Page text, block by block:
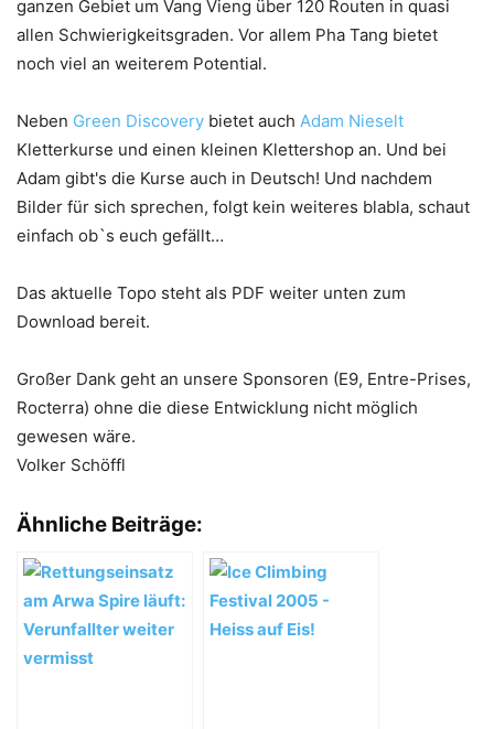
ganzen Gebiet um Vang Vieng über 120 Routen in quasi
allen Schwierigkeitsgraden. Vor allem Pha Tang bietet
noch viel an weiterem Potential.
Neben Green Discovery bietet auch Adam Nieselt
Kletterkurse und einen kleinen Klettershop an. Und bei
Adam gibt's die Kurse auch in Deutsch! Und nachdem
Bilder für sich sprechen, folgt kein weiteres blabla, schaut
einfach ob`s euch gefällt…
Das aktuelle Topo steht als PDF weiter unten zum
Download bereit.
Großer Dank geht an unsere Sponsoren (E9, Entre-Prises,
Rocterra) ohne die diese Entwicklung nicht möglich
gewesen wäre.
Volker Schöffl
Ähnliche Beiträge: